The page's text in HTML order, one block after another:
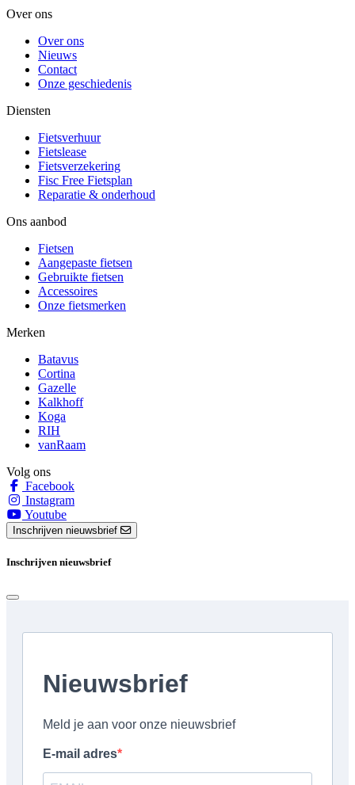
Over ons
Over ons
Nieuws
Contact
Onze geschiedenis
Diensten
Fietsverhuur
Fietslease
Fietsverzekering
Fisc Free Fietsplan
Reparatie & onderhoud
Ons aanbod
Fietsen
Aangepaste fietsen
Gebruikte fietsen
Accessoires
Onze fietsmerken
Merken
Batavus
Cortina
Gazelle
Kalkhoff
Koga
RIH
vanRaam
Volg ons
Facebook
Instagram
Youtube
Inschrijven nieuwsbrief
Inschrijven nieuwsbrief